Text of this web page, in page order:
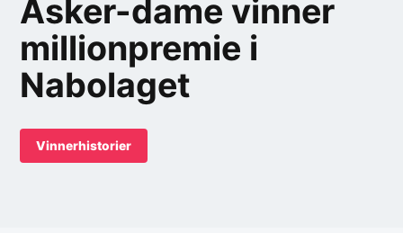
Asker-dame vinner
millionpremie i
Nabolaget
Vinnerhistorier